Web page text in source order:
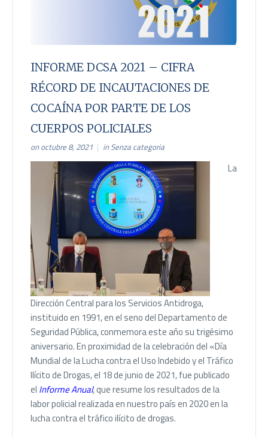
INFORME DCSA 2021 – CIFRA
RÉCORD DE INCAUTACIONES DE
COCAÍNA POR PARTE DE LOS
CUERPOS POLICIALES
on octubre 8, 2021 inSenza categoria
La
Dirección Central para los Servicios Antidroga,
instituido en 1991, en el seno del Departamento de
Seguridad Pública, conmemora este año su trigésimo
aniversario. En proximidad de la celebración del «Día
Mundial de la Lucha contra el Uso Indebido y el Tráfico
Ilícito de Drogas, el 18 de junio de 2021, fue publicado
el Informe Anual, que resume los resultados de la
labor policial realizada en nuestro país en 2020 en la
lucha contra el tráfico ilícito de drogas.